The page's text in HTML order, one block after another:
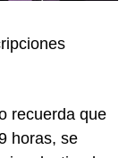
recuerda que
horas, se